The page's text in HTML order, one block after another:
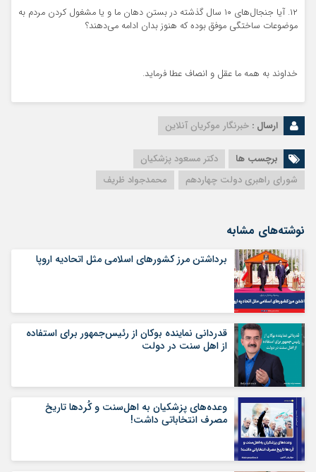
۱۲. آیا جنجال‌های ۱۰ سال گذشته در بستن دهان ما و یا مشغول کردن مردم به
موضوعات ساختگی موفق بوده که هنوز بدان ادامه می‌دهند؟
خداوند به همه ما عقل و انصاف عطا فرماید.
ارسال : خبرنگار موکریان آنلاین
برچسب ها
دکتر مسعود پزشکیان
شورای راهبری دولت چهاردهم
محمدجواد ظریف
نوشته‌های مشابه
برداشتن مرز کشورهای اسلامی مثل اتحادیه اروپا
قدردانی نماینده بوکان از رئیس‌جمهور برای استفاده
از اهل سنت در دولت
وعده‌های پزشکیان به اهل‌سنت و کُردها تاریخ
مصرف انتخاباتی داشت!